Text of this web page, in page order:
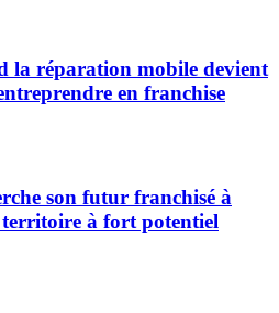
la réparation mobile devient
en franchise
son futur franchisé à
à fort potentiel